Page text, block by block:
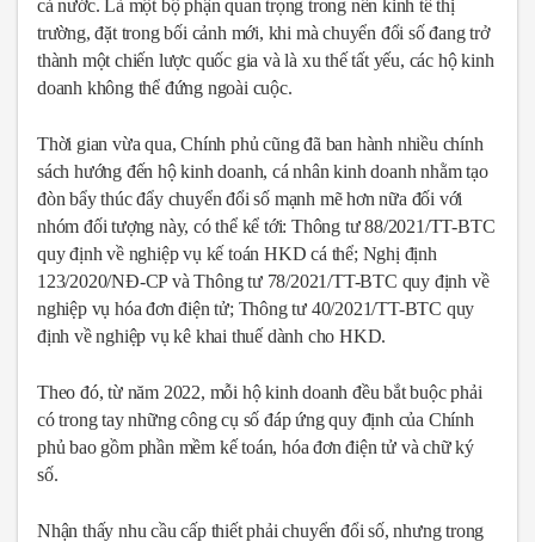
cả nước. Là một bộ phận quan trọng trong nền kinh tế thị
trường, đặt trong bối cảnh mới, khi mà chuyển đổi số đang trở
thành một chiến lược quốc gia và là xu thế tất yếu, các hộ kinh
doanh không thể đứng ngoài cuộc.
Thời gian vừa qua, Chính phủ cũng đã ban hành nhiều chính
sách hướng đến hộ kinh doanh, cá nhân kinh doanh nhằm tạo
đòn bẩy thúc đẩy chuyển đổi số mạnh mẽ hơn nữa đối với
nhóm đối tượng này, có thể kể tới: Thông tư 88/2021/TT-BTC
quy định về nghiệp vụ kế toán HKD cá thể; Nghị định
123/2020/NĐ-CP và Thông tư 78/2021/TT-BTC quy định về
nghiệp vụ hóa đơn điện tử; Thông tư 40/2021/TT-BTC quy
định về nghiệp vụ kê khai thuế dành cho HKD.
Theo đó, từ năm 2022, mỗi hộ kinh doanh đều bắt buộc phải
có trong tay những công cụ số đáp ứng quy định của Chính
phủ bao gồm phần mềm kế toán, hóa đơn điện tử và chữ ký
số.
Nhận thấy nhu cầu cấp thiết phải chuyển đổi số, nhưng trong